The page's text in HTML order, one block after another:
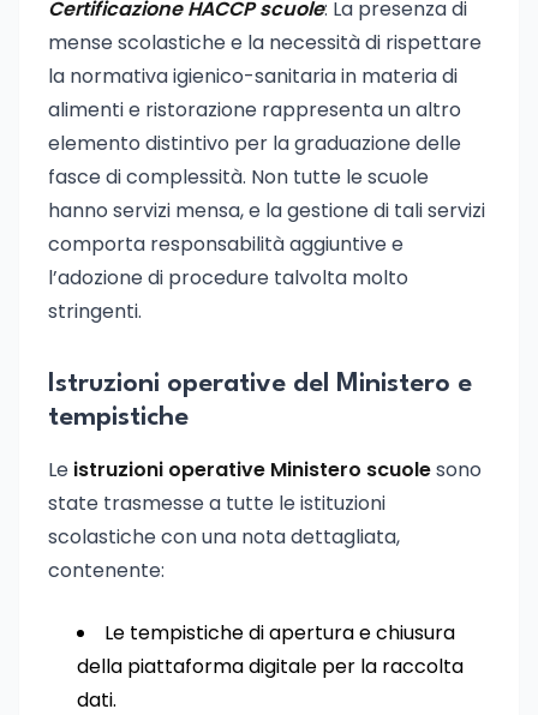
Certificazione HACCP scuole: La presenza di
mense scolastiche e la necessità di rispettare
la normativa igienico-sanitaria in materia di
alimenti e ristorazione rappresenta un altro
elemento distintivo per la graduazione delle
fasce di complessità. Non tutte le scuole
hanno servizi mensa, e la gestione di tali servizi
comporta responsabilità aggiuntive e
l’adozione di procedure talvolta molto
stringenti.
Istruzioni operative del Ministero e
tempistiche
Le istruzioni operative Ministero scuolesono
state trasmesse a tutte le istituzioni
scolastiche con una nota dettagliata,
contenente:
Le tempistiche di apertura e chiusura
della piattaforma digitale per la raccolta
dati.